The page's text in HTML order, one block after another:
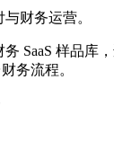
财务运营。
SaaS 样品库
务流程。